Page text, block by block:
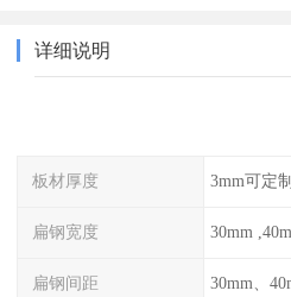
详细说明
板材厚度 3mm可定制
扁钢宽度 30mm
扁钢间距 30mm、